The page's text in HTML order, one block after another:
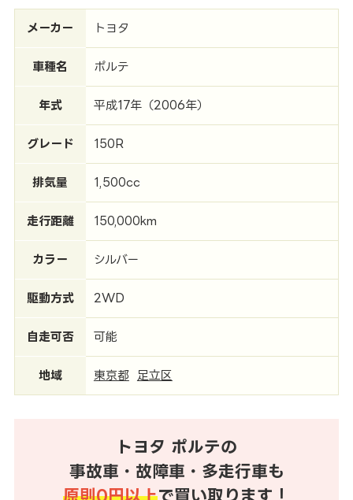
メーカー トヨタ
車種名 ポルテ
年式 平成17年（2006年）
グレード 150R
排気量 1,500cc
走行距離 150,000km
カラー シルバー
駆動方式 2WD
自走可否 可能
地域 東京都 足立区
トヨタ ポルテの
事故車・故障車・多走行車も
原則0円以上で買い取ります！